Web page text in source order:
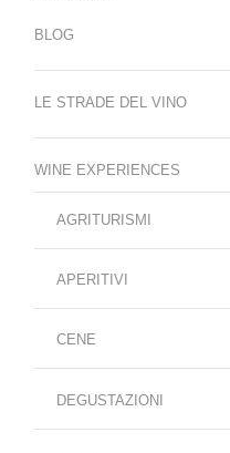
BLOG
LE STRADE DEL VINO
WINE EXPERIENCES
AGRITURISMI
APERITIVI
CENE
DEGUSTAZIONI